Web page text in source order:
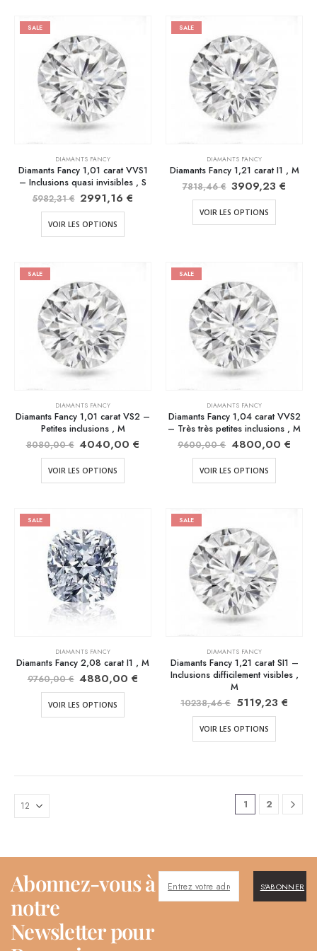
SALE
DIAMANTS FANCY
Diamants Fancy 1,01 carat VVS1
– Inclusions quasi invisibles , S
5982,31€ 2991,16€
VOIR LES OPTIONS
SALE
DIAMANTS FANCY
Diamants Fancy 1,21 carat I1 , M
7818,46€ 3909,23€
VOIR LES OPTIONS
SALE
DIAMANTS FANCY
Diamants Fancy 1,01 carat VS2 –
Petites inclusions , M
8080,00€ 4040,00€
VOIR LES OPTIONS
SALE
DIAMANTS FANCY
Diamants Fancy 1,04 carat VVS2
– Très très petites inclusions , M
9600,00€ 4800,00 €
VOIR LES OPTIONS
SALE
DIAMANTS FANCY
Diamants Fancy 2,08 carat I1 , M
9760,00€ 4880,00€
VOIR LES OPTIONS
SALE
DIAMANTS FANCY
Diamants Fancy 1,21 carat SI1 –
Inclusions difficilement visibles ,
M
10238,46€ 5119,23 €
VOIR LES OPTIONS
1 2
Abonnez-vous à
notre
Newsletter pour
S'ABONNER